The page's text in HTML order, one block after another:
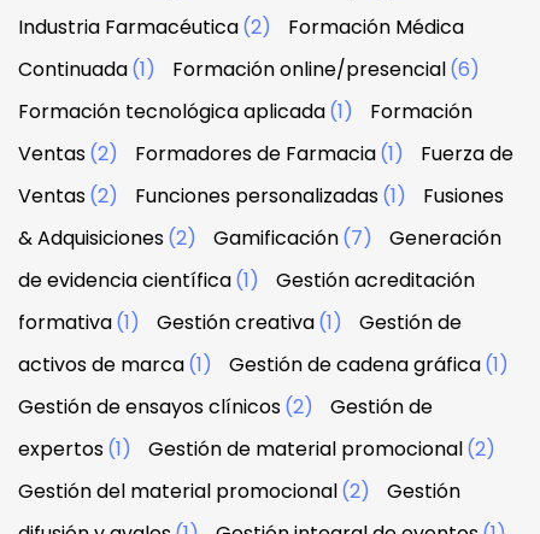
Industria Farmacéutica(2)
Formación Médica
Continuada(1) Formación online/presencial(6)
Formación tecnológica aplicada(1)
Formación
Ventas(2) Formadores de Farmacia(1)
Fuerza de
Ventas(2) Funciones personalizadas(1)
Fusiones
& Adquisiciones(2) Gamificación(7)
Generación
de evidencia científica(1)
Gestión acreditación
formativa(1) Gestión creativa(1)
Gestión de
activos de marca(1) Gestión de cadena gráfica(1)
Gestión de ensayos clínicos(2)
Gestión de
expertos(1) Gestión de material promocional(2)
Gestión del material promocional(2)
Gestión